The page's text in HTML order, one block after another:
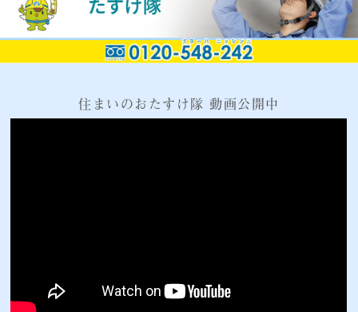
住まいのおたすけ隊 動画公開中